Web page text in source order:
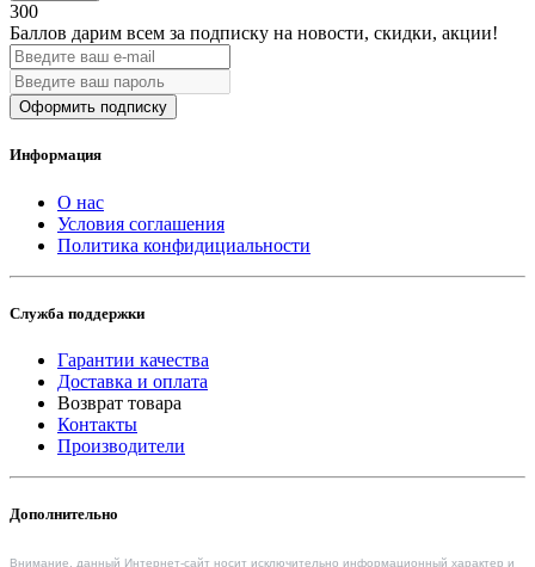
300
Баллов дарим всем за подписку на новости, скидки, акции!
Оформить подписку
Информация
О нас
Условия соглашения
Политика конфидициальности
Служба поддержки
Гарантии качества
Доставка и оплата
Возврат товара
Контакты
Производители
Дополнительно
Внимание, данный Интернет-сайт носит исключительно информационный характер и